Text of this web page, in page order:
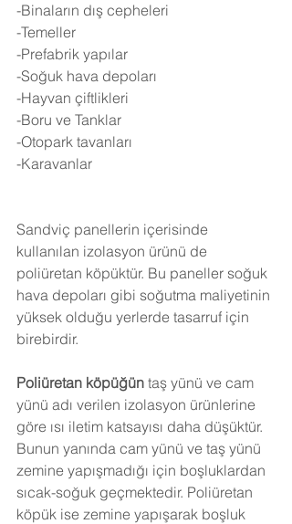
-Binaların dış cepheleri
-Temeller
-Prefabrik yapılar
-Soğuk hava depoları
-Hayvan çiftlikleri
-Boru ve Tanklar
-Otopark tavanları
-Karavanlar
Sandviç panellerin içerisinde
kullanılan izolasyon ürünü de
poliüretan köpüktür. Bu paneller soğuk
hava depoları gibi soğutma maliyetinin
yüksek olduğu yerlerde tasarruf için
birebirdir.
Poliüretan köpüğün taş yünü ve cam
yünü adı verilen izolasyon ürünlerine
göre ısı iletim katsayısı daha düşüktür.
Bunun yanında cam yünü ve taş yünü
zemine yapışmadığı için boşluklardan
sıcak-soğuk geçmektedir. Poliüretan
köpük ise zemine yapışarak boşluk